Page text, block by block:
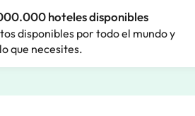
hoteles disponibles
disponibles por todo el mundo y
que necesites.